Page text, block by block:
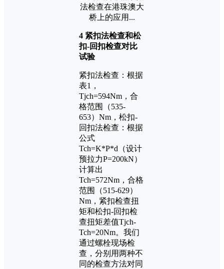
4 紧扣法检查和松
扣-回扣检查对比
试验
紧扣法检查：根据
表1，
Tjch=594Nm，合
格范围（535-
653）Nm，松扣-
回扣法检查：根据
公式
Tch=K*P*d（设计
预拉力P=200kN）
计算出
Tch=572Nm，合格
范围（515-629）
Nm，紧扣检查扭
矩和松扣-回扣检
查扭矩差值Tjch-
Tch=20Nm。我们
通过螺栓现场检
查，分别用两种不
同的检查方法对同